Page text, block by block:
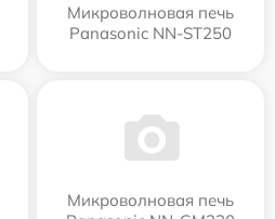
Микроволновая печь
Panasonic NN-ST250
Микроволновая печь